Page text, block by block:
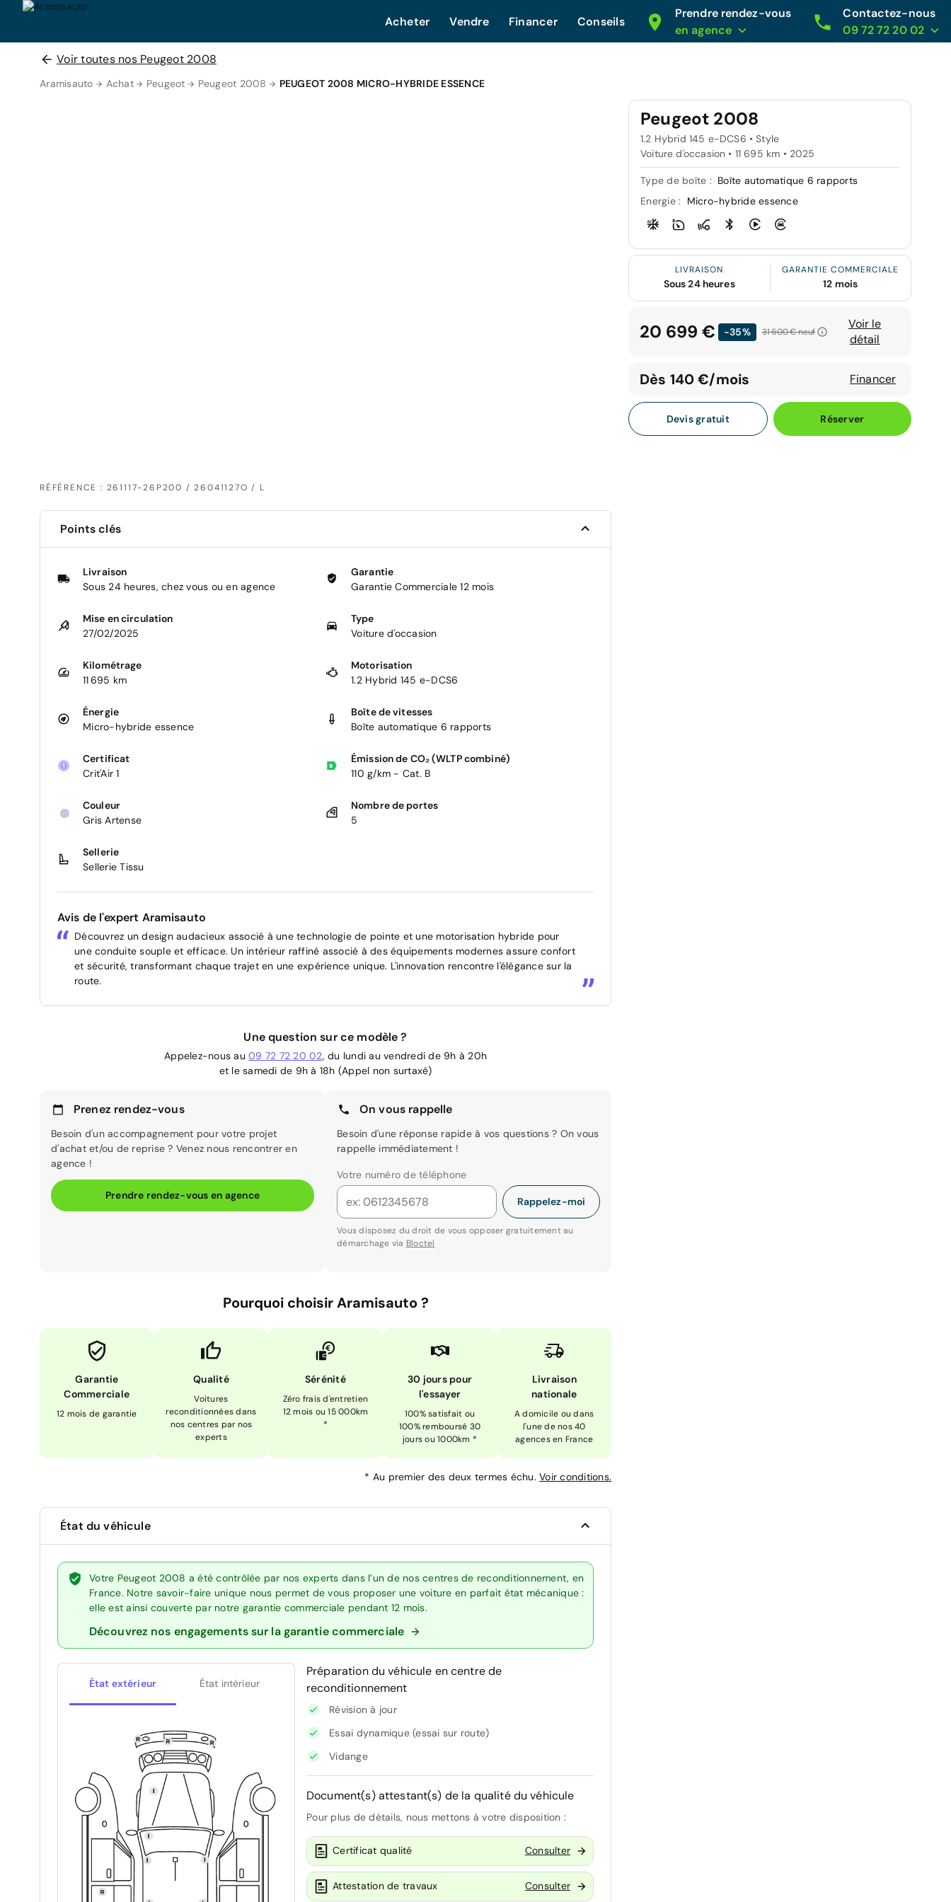
Acheter Vendre Financer Conseils
Prendre rendez-vous
en agence
Contactez-nous
09 72 72 20 02
Voir toutes nos Peugeot 2008
Aramisauto Achat Peugeot Peugeot 2008 PEUGEOT 2008 MICRO-HYBRIDE ESSENCE
RÉFÉRENCE : 261117-26P200 / 26041127O / L
Peugeot 2008
1.2 Hybrid 145 e-DCS6 • Style
Voiture d'occasion • 11 695 km • 2025
Type de boîte : Boîte automatique 6 rapports
Energie :
Micro-hybride essence
LIVRAISON
Sous 24 heures
GARANTIE COMMERCIALE
12 mois
20 699 € -35% 31 600 €neuf
Voir le
détail
Dès 140 €/mois Financer
Devis gratuit Réserver
Points clés
Livraison
Sous 24 heures, chez vous ou en agence
Garantie
Garantie Commerciale 12 mois
Mise en circulation
27/02/2025
Type
Voiture d'occasion
Kilométrage
11 695 km
Motorisation
1.2 Hybrid 145 e-DCS6
Énergie
Micro-hybride essence
Boîte de vitesses
Boîte automatique 6 rapports
Certificat
Crit'Air 1
Émission de CO₂ (WLTP combiné)
110 g/km - Cat. B
Couleur
Gris Artense
Nombre de portes
5
Sellerie
Sellerie Tissu
Avis de l'expert Aramisauto
Découvrez un design audacieux associé à une technologie de pointe et une motorisation hybride pour
une conduite souple et efficace. Un intérieur raffiné associé à des équipements modernes assure confort
et sécurité, transformant chaque trajet en une expérience unique. L'innovation rencontre l'élégance sur la
route.
Une question sur ce modèle ?
Appelez-nous au 09 72 72 20 02, du lundi au vendredi de 9h à 20h
et le samedi de 9h à 18h (Appel non surtaxé)
Prenez rendez-vous
Besoin d'un accompagnement pour votre projet
d'achat et/ou de reprise ? Venez nous rencontrer en
agence !
Prendre rendez-vous en agence
On vous rappelle
Besoin d'une réponse rapide à vos questions ? On vous
rappelle immédiatement !
Votre numéro de téléphone
Rappelez-moi
Vous disposez du droit de vous opposer gratuitement au
démarchage via Bloctel
Pourquoi choisir Aramisauto ?
Garantie
Commerciale
12 mois de garantie
Qualité
Voitures
reconditionnées dans
nos centres par nos
experts
Sérénité
Zéro frais d'entretien
12 mois ou 15 000km
*
30 jours pour
l'essayer
100% satisfait ou
100% remboursé 30
jours ou 1000km *
Livraison
nationale
A domicile ou dans
l'une de nos 40
agences en France
* Au premier des deux termes échu. Voir conditions.
État du véhicule
Votre Peugeot 2008 a été contrôlée par nos experts dans l’un de nos centres de reconditionnement, en
France. Notre savoir-faire unique nous permet de vous proposer une voiture en parfait état mécanique :
elle est ainsi couverte par notre garantie commerciale pendant 12 mois.
Découvrez nos engagements sur la garantie commerciale
État extérieur État intérieur
Préparation du véhicule en centre de
reconditionnement
Révision à jour
Essai dynamique (essai sur route)
Vidange
Document(s) attestant(s) de la qualité du véhicule
Pour plus de détails, nous mettons à votre disposition :
Certificat qualité Consulter
Attestation de travaux Consulter